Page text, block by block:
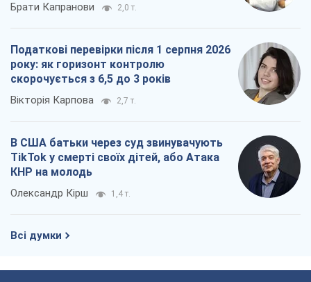
Брати Капранови 2,0 т.
Податкові перевірки після 1 серпня 2026
року: як горизонт контролю
скорочується з 6,5 до 3 років
Вікторія Карпова 2,7 т.
В США батьки через суд звинувачують
TikTok у смерті своїх дітей, або Атака
КНР на молодь
Олександр Кірш 1,4 т.
Всі думки